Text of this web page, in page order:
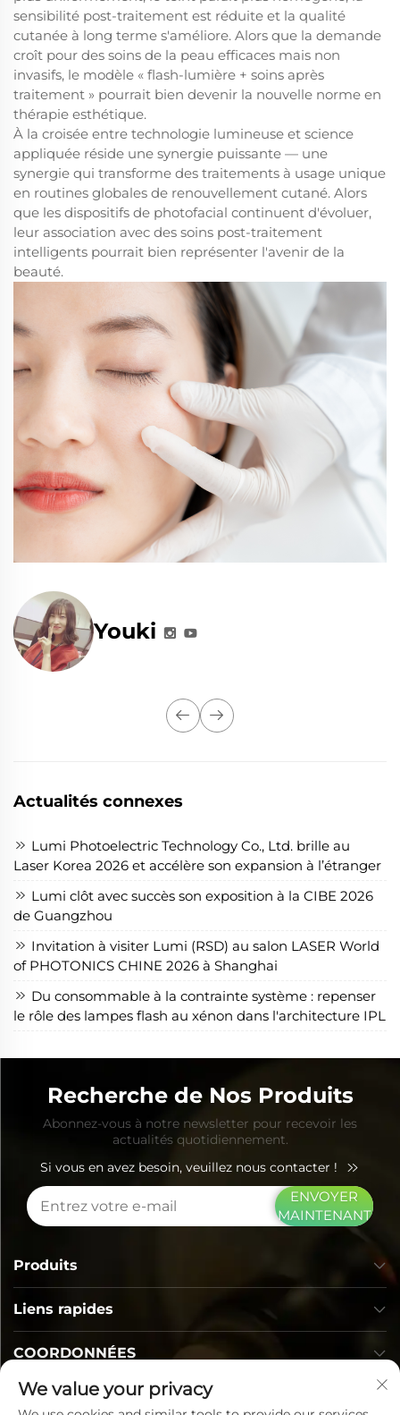
sensibilité post-traitement est réduite et la qualité
cutanée à long terme s'améliore. Alors que la demande
croît pour des soins de la peau efficaces mais non
invasifs, le modèle « flash-lumière + soins après
traitement » pourrait bien devenir la nouvelle norme en
thérapie esthétique.
À la croisée entre technologie lumineuse et science
appliquée réside une synergie puissante — une
synergie qui transforme des traitements à usage unique
en routines globales de renouvellement cutané. Alors
que les dispositifs de photofacial continuent d'évoluer,
leur association avec des soins post-traitement
intelligents pourrait bien représenter l'avenir de la
beauté.
Youki
Actualités connexes
Lumi Photoelectric Technology Co., Ltd. brille au
Laser Korea 2026 et accélère son expansion à l’étranger
Lumi clôt avec succès son exposition à la CIBE 2026
de Guangzhou
Invitation à visiter Lumi (RSD) au salon LASER World
of PHOTONICS CHINE 2026 à Shanghai
Du consommable à la contrainte système : repenser
le rôle des lampes flash au xénon dans l'architecture IPL
Recherche de Nos Produits
Abonnez-vous à notre newsletter pour recevoir les
actualités quotidiennement.
Si vous en avez besoin, veuillez nous contacter !
ENVOYER
MAINTENANT
Liens rapides
Produits
COORDONNÉES
We value your privacy